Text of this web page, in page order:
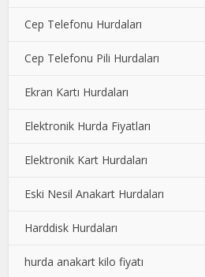
Cep Telefonu Hurdaları
Cep Telefonu Pili Hurdaları
Ekran Kartı Hurdaları
Elektronik Hurda Fiyatları
Elektronik Kart Hurdaları
Eski Nesil Anakart Hurdaları
Harddisk Hurdaları
hurda anakart kilo fiyatı